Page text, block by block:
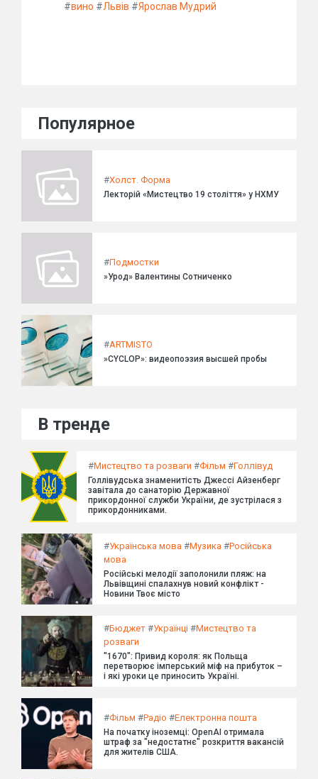
#вино #Львів #Ярослав Мудрий
Популярное
#Холст. Форма
Лекторій «Мистецтво 19 століття» у НХМУ
#Подмостки
»Урод» Валентины Сотниченко
#ARTMISTO
»CYCLOP»: видеопоэзия высшей пробы
В тренде
#Мистецтво та розваги #Фільм #Голлівуд
Голлівудська знаменитість Джессі Айзенберг
завітала до санаторію Державної
прикордонної служби України, де зустрілася з
прикордонниками.
#Українська мова #Музика #Російська
мова
Російські мелодії заполонили пляж: на
Львівщині спалахнув новий конфлікт -
Новини Твоє місто
#Бюджет #Українці #Мистецтво та
розваги
"1670": Привид короля: як Польща
перетворює імперський міф на прибуток –
і які уроки це приносить Україні.
#Фільм #Радіо #Електронна пошта
На початку іноземці: OpenAI отримала
штраф за "недостатнє" розкриття вакансій
для жителів США.